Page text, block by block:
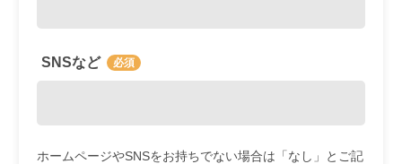
SNSなど
ホームページやSNSをお持ちでない場合は「なし」とご記